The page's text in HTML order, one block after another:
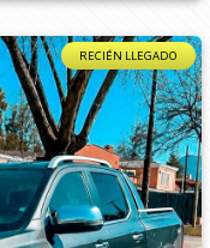
RECIÉN LLEGADO